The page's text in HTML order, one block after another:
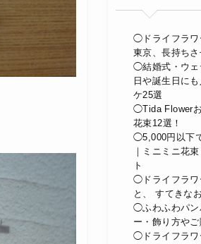
◯ドライフラワ
東京、長持ちさ
◯結婚式・ウェ
日や誕生日に
ケ25選
◯Tida Flower
花束12選！
◯5,000円以下
｜ミニミニ花
ト
◯ドライフラワ
と、 すてきな
◯ふわふわパン
ー・飾り方や
◯ドライフラワ